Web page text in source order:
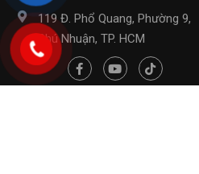
119 Đ. Phổ Quang, Phường 9,
Phú Nhuận, TP. HCM